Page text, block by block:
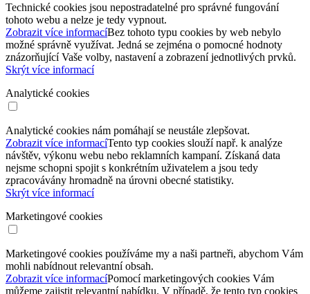
Technické cookies jsou nepostradatelné pro správné fungování
tohoto webu a nelze je tedy vypnout.
Zobrazit více informacíBez tohoto typu cookies by web nebylo
možné správně využívat. Jedná se zejména o pomocné hodnoty
znázorňující Vaše volby, nastavení a zobrazení jednotlivých prvků.
Skrýt více informací
Analytické cookies
Analytické cookies nám pomáhají se neustále zlepšovat.
Zobrazit více informacíTento typ cookies slouží např. k analýze
návštěv, výkonu webu nebo reklamních kampaní. Získaná data
nejsme schopni spojit s konkrétním uživatelem a jsou tedy
zpracovávány hromadně na úrovni obecné statistiky.
Skrýt více informací
Marketingové cookies
Marketingové cookies používáme my a naši partneři, abychom Vám
mohli nabídnout relevantní obsah.
Zobrazit více informacíPomocí marketingových cookies Vám
můžeme zajistit relevantní nabídku. V případě, že tento typ cookies